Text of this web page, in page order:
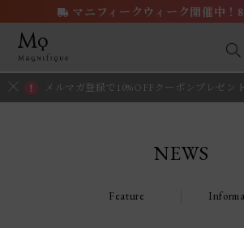
メルマガ登録で10%OFFクーポンプレゼント
マニフィークウィーク開催中！
NEWS
Feature